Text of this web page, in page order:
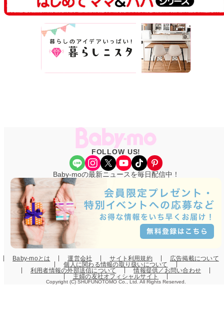
FOLLOW US!
Share Icon Instagram X YouTube TikTok Pinterest
Baby-moの最新ニュースを毎日配信中！
Baby-moとは 運営会社 サイト利用規約
広告掲載について
個人に関わる情報の取り扱いについて
利用者情報の外部送信について
情報提供／お問い合わせ
主婦の友社オフィシャルサイト
Copyright (C) SHUFUNOTOMO Co., Ltd. All Rights Reserved.